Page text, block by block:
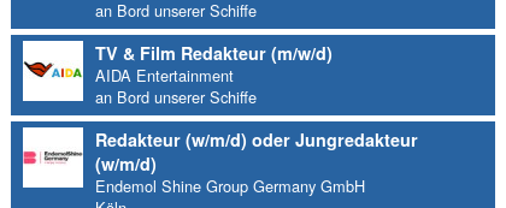
an Bord unserer Schiffe
TV & Film Redakteur (m/w/d)
AIDA Entertainment
an Bord unserer Schiffe
Redakteur (w/m/d) oder Jungredakteur
(w/m/d)
Endemol Shine Group Germany GmbH